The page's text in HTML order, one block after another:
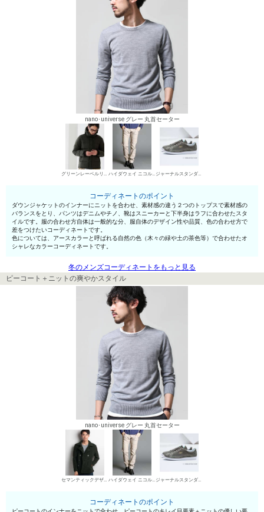
nano･universe グレー 丸首セーター
グリーンレーベルリラクシング ダウンジャケット ハイダウェイ ニコル デニムパンツ・ジーンズ ジャーナルスタンダード ローカットスニーカー
コーディネートのポイント
ダウンジャケットのインナーにニットを合わせ、素材感の違う２つのトップスで素材感の
バランスをとり、パンツはデニムやチノ、靴はスニーカーと下半身はラフに合わせたスタ
イルです。服の合わせ方自体は一般的な分、服自体のデザイン性や品質、色の合わせ方で
差をつけたいコーディネートです。
色については、アースカラーと呼ばれる自然の色（木々の緑や土の茶色等）で合わせたオ
シャレなカラーコーディネートです。
冬のメンズコーディネートをもっと見る
ピーコート＋ニットの爽やかスタイル
nano･universe グレー 丸首セーター
セマンティックデザイン ピーコート ハイダウェイ ニコル デニムパンツ・ジーンズ ジャーナルスタンダード ローカットスニーカー
コーディネートのポイント